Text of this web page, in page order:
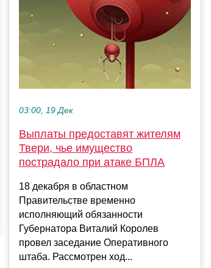
03:00, 19 Дек
Выплаты предоставят жителям
Твери, чье имущество
пострадало при атаке БПЛА
18 декабря в областном
Правительстве временно
исполняющий обязанности
Губернатора Виталий Королев
провел заседание Оперативного
штаба. Рассмотрен ход...